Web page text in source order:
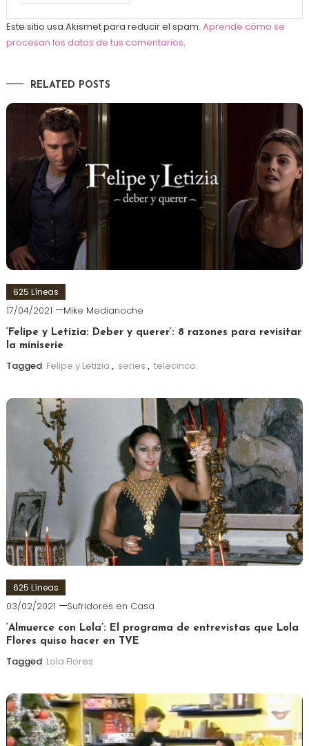
Este sitio usa Akismet para reducir el spam. Aprende cómo se
procesan los datos de tus comentarios.
RELATED POSTS
625 Líneas
17/04/2021 Mike Medianoche
‘Felipe y Letizia: Deber y querer’: 8 razones para revisitar
la miniserie
Tagged Felipe y Letizia , series , telecinco
625 Líneas
03/02/2021 Sufridores en Casa
‘Almuerce con Lola’: El programa de entrevistas que Lola
Flores quiso hacer en TVE
Tagged Lola Flores